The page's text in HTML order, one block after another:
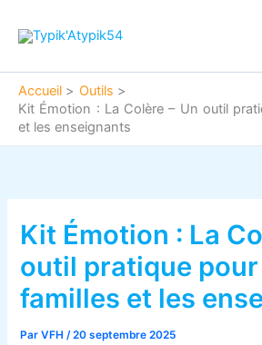
Accueil
Outils
Kit Émotion : La Colère – Un outil
et les enseignants
Kit Émotion : La
outil pratique
familles et les
ParVFH/20 septembre 2025